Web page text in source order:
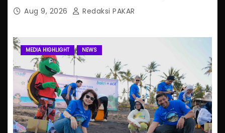
Aug 9, 2026 Redaksi PAKAR
MEDIA HIGHLIGHT NEWS